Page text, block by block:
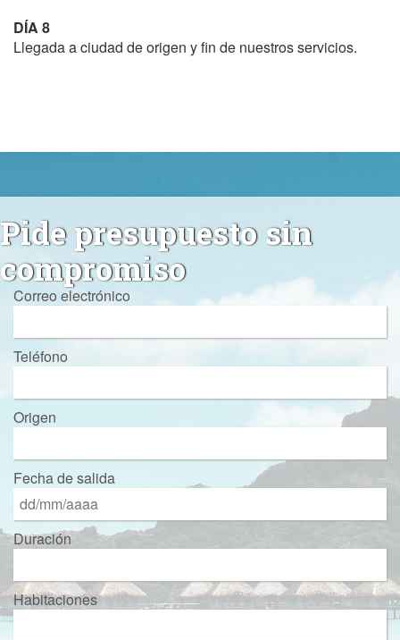
DÍA 8
Llegada a ciudad de origen y fin de nuestros servicios.
Pide presupuesto sin
compromiso
Correo electrónico
Teléfono
Origen
Fecha de salida
Duración
Habitaciones